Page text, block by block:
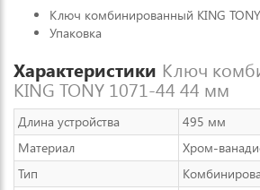
Ключ комбинированный KING
Упаковка
Характеристики Ключ
KING TONY 1071-44 44 мм
Длина устройства
495 мм
Материал
Хром-
Тип